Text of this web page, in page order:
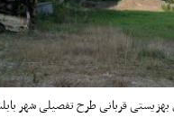
قربانی طرح تفصیلی شهر